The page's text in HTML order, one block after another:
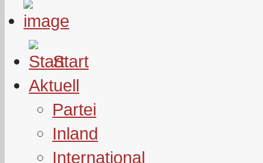
Start
Aktuell
Partei
Inland
International